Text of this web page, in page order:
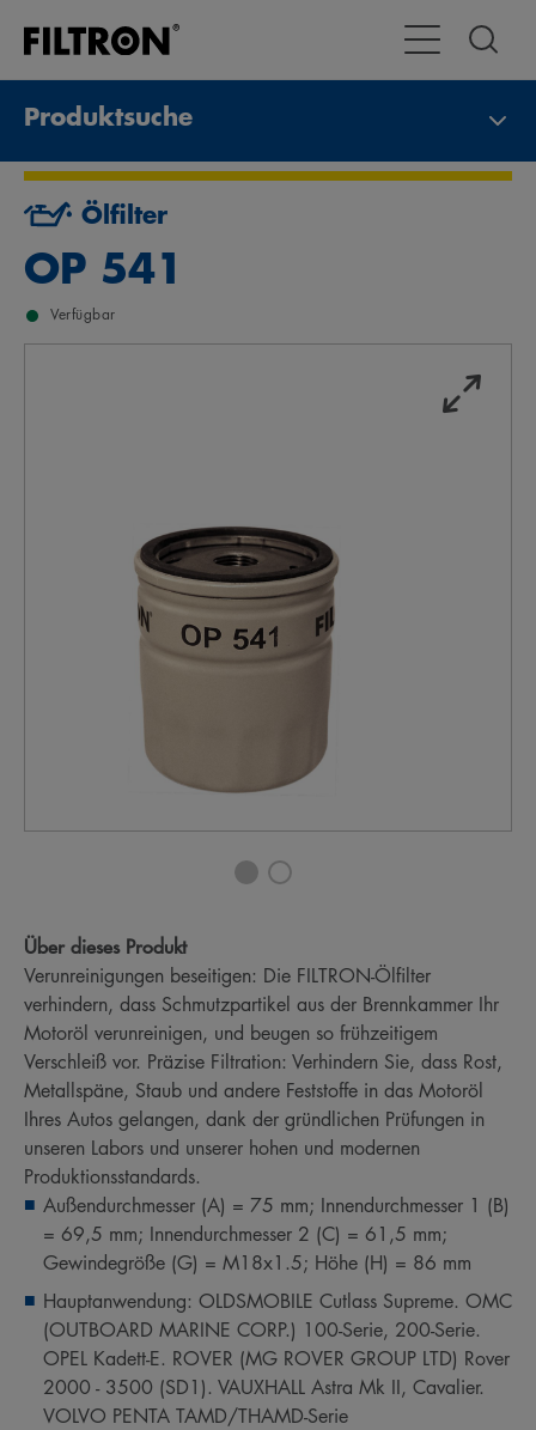
Toggle
Produktsuche
Ölfilter
OP 541
Verfügbar
Über dieses Produkt
Verunreinigungen beseitigen: Die FILTRON-Ölfilter
verhindern, dass Schmutzpartikel aus der Brennkammer Ihr
Motoröl verunreinigen, und beugen so frühzeitigem
Verschleiß vor. Präzise Filtration: Verhindern Sie, dass Rost,
Metallspäne, Staub und andere Feststoffe in das Motoröl
Ihres Autos gelangen, dank der gründlichen Prüfungen in
unseren Labors und unserer hohen und modernen
Produktionsstandards.
Außendurchmesser (A) = 75 mm; Innendurchmesser 1 (B)
= 69,5 mm; Innendurchmesser 2 (C) = 61,5 mm;
Gewindegröße (G) = M18x1.5; Höhe (H) = 86 mm
Hauptanwendung: OLDSMOBILE Cutlass Supreme. OMC
(OUTBOARD MARINE CORP.) 100-Serie, 200-Serie.
OPEL Kadett-E. ROVER (MG ROVER GROUP LTD) Rover
2000 - 3500 (SD1). VAUXHALL Astra Mk II, Cavalier.
VOLVO PENTA TAMD/THAMD-Serie